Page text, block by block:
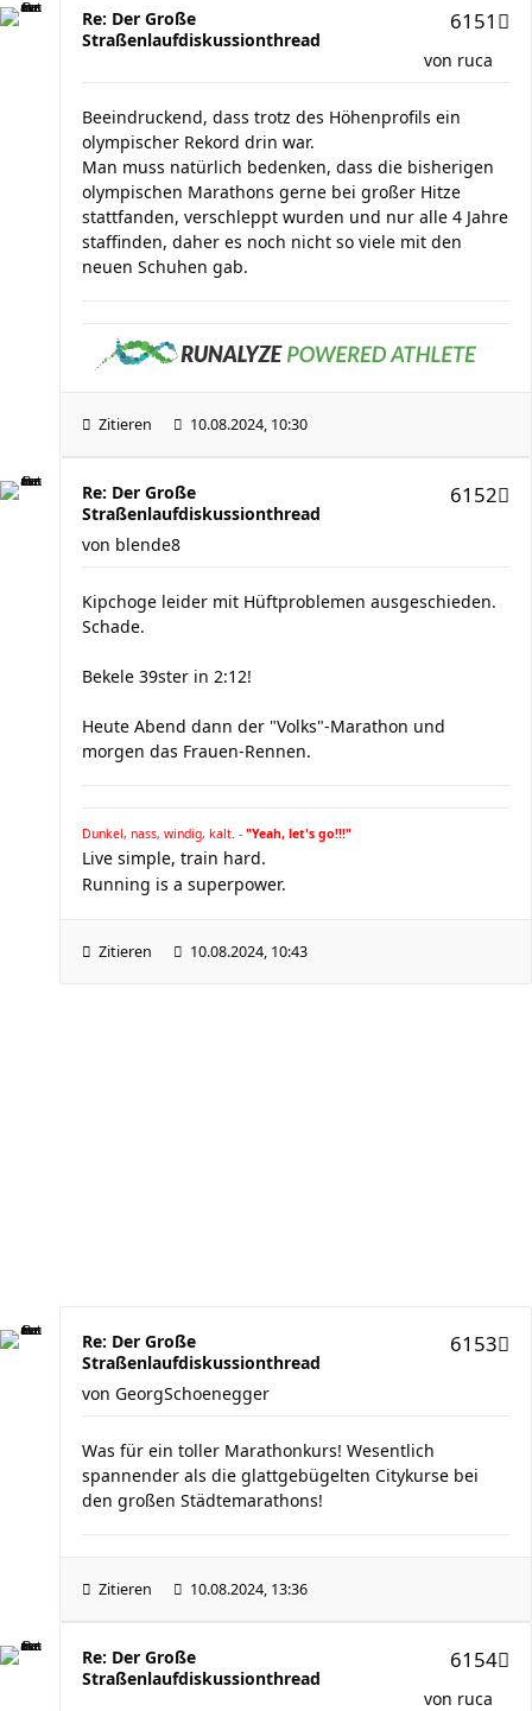
Re: Der Große
Straßenlaufdiskussionthread
6151
von ruca
Beeindruckend, dass trotz des Höhenprofils ein
olympischer Rekord drin war.
Man muss natürlich bedenken, dass die bisherigen
olympischen Marathons gerne bei großer Hitze
stattfanden, verschleppt wurden und nur alle 4 Jahre
staffinden, daher es noch nicht so viele mit den
neuen Schuhen gab.
Zitieren 10.08.2024, 10:30
Re: Der Große
Straßenlaufdiskussionthread
6152
von blende8
Kipchoge leider mit Hüftproblemen ausgeschieden.
Schade.
Bekele 39ster in 2:12!
Heute Abend dann der "Volks"-Marathon und
morgen das Frauen-Rennen.
Dunkel, nass, windig, kalt. - "Yeah, let's go!!!"
Live simple, train hard.
Running is a superpower.
Zitieren 10.08.2024, 10:43
Re: Der Große
Straßenlaufdiskussionthread
6153
von GeorgSchoenegger
Was für ein toller Marathonkurs! Wesentlich
spannender als die glattgebügelten Citykurse bei
den großen Städtemarathons!
Zitieren 10.08.2024, 13:36
Re: Der Große
Straßenlaufdiskussionthread
6154
von ruca